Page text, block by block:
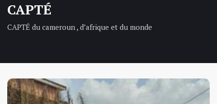
CAPTÉ
CAPTÉ du cameroun , d’afrique et du monde